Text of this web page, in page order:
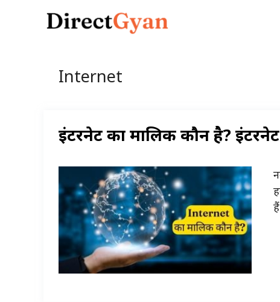
Internet
इंटरनेट का मालिक कौन है?